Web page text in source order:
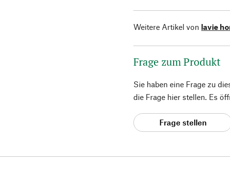
Weitere Artikel von lavie
Frage zum Produkt
Sie haben eine Frage zu
die Frage hier stellen. Es
Frage stellen